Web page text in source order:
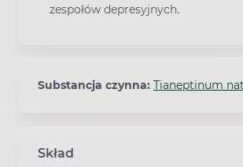
zespołów depresyjnych.
Substancja czynna: Tianeptinum
Skład